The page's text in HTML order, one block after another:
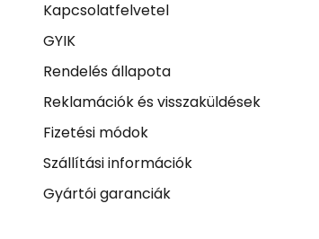
Kapcsolatfelvetel
GYIK
Rendelés állapota
Reklamációk és visszaküldések
Fizetési módok
Szállítási információk
Gyártói garanciák